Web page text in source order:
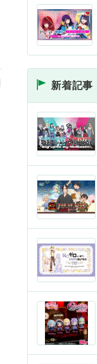
新着記事